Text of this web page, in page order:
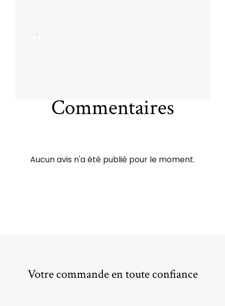
Commentaires
Aucun avis n'a été publié pour le moment.
Votre commande en toute confiance